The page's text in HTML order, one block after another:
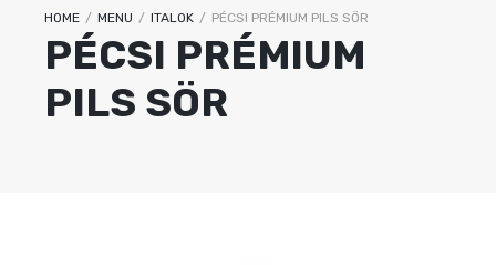
HOME / MENU / ITALOK / PÉCSI PRÉMIUM PILS SÖR
PÉCSI PRÉMIUM
PILS SÖR